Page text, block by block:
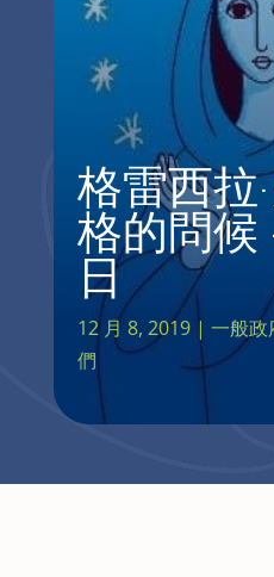
格雷西拉
格的問候
日
12 月 8, 2019| 一般政
們